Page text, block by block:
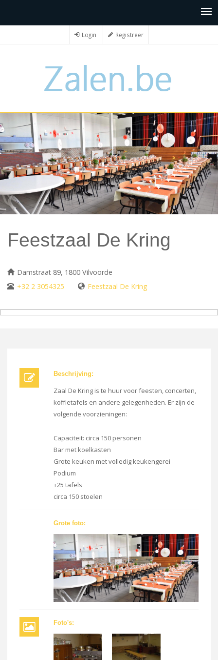
Login Registreer
Feestzaal De Kring
Damstraat 89, 1800 Vilvoorde
+32 2 3054325
Feestzaal De Kring
Beschrijving:
Zaal De Kring is te huur voor feesten, concerten,
koffietafels en andere gelegenheden. Er zijn de
volgende voorzieningen:
Capaciteit: circa 150 personen
Bar met koelkasten
Grote keuken met volledig keukengerei
Podium
+25 tafels
circa 150 stoelen
Grote foto:
Foto's: